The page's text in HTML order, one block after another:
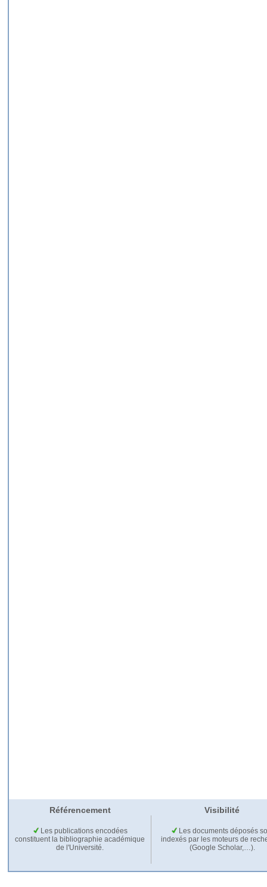
Référencement Visibilité
Les publications encodées
constituent la bibliographie académique
de l'Université.
Les documents déposés
indexés par les moteurs de
(Google Scholar,…).